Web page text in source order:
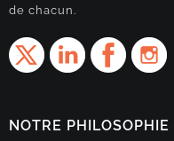
de chacun.
NOTRE PHILOSOPHIE